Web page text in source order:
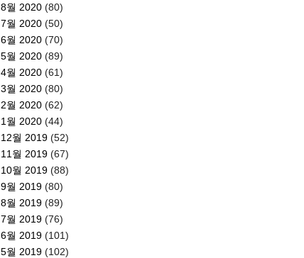
8월 2020 (80)
7월 2020 (50)
6월 2020 (70)
5월 2020 (89)
4월 2020 (61)
3월 2020 (80)
2월 2020 (62)
1월 2020 (44)
12월 2019 (52)
11월 2019 (67)
10월 2019 (88)
9월 2019 (80)
8월 2019 (89)
7월 2019 (76)
6월 2019 (101)
5월 2019 (102)